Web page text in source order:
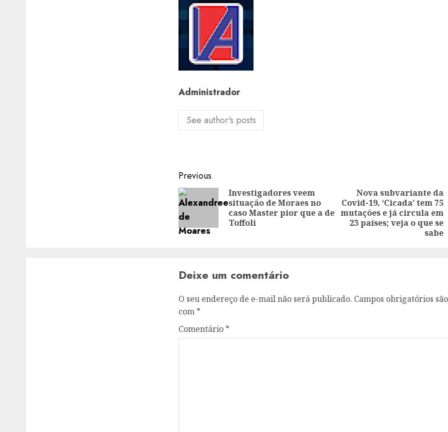
Administrador
See author's posts
Post
navigation
Previous
Previous
post:
Investigadores veem
situação de Moraes no
caso Master pior que a de
Toffoli
Next
post:
Nova subvariante da
Covid-19, ‘Cicada’ tem 75
mutações e já circula em
23 países; veja o que se
sabe
Deixe um comentário
O seu endereço de e-mail não será publicado. Campos obrigatórios
com *
Comentário *